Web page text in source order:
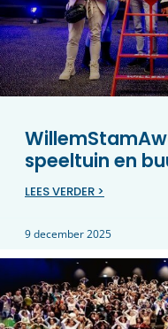
speeltuin en
LEES VERDER >
9 december 2025